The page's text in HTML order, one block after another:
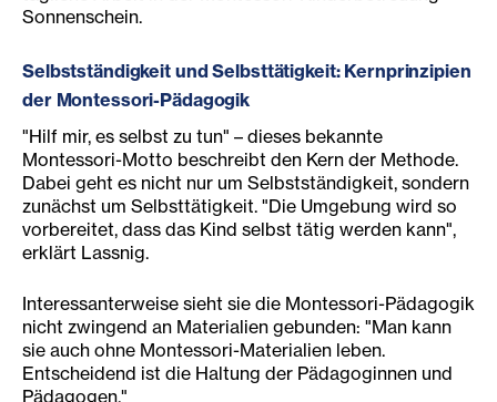
Sonnenschein.
Selbstständigkeit und Selbsttätigkeit: Kernprinzipien
der Montessori-Pädagogik
"Hilf mir, es selbst zu tun" – dieses bekannte
Montessori-Motto beschreibt den Kern der Methode.
Dabei geht es nicht nur um Selbstständigkeit, sondern
zunächst um Selbsttätigkeit. "Die Umgebung wird so
vorbereitet, dass das Kind selbst tätig werden kann",
erklärt Lassnig.
Interessanterweise sieht sie die Montessori-Pädagogik
nicht zwingend an Materialien gebunden: "Man kann
sie auch ohne Montessori-Materialien leben.
Entscheidend ist die Haltung der Pädagoginnen und
Pädagogen."